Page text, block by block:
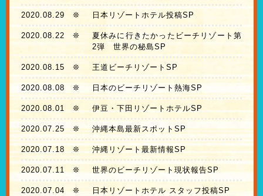
2020.08.29 ❊ 日本リゾートホテル投稿SP
2020.08.22 ❊
夏休みに行きたかったビーチリゾート第
2弾 世界の秘島SP
2020.08.15 ❊ 王道ビーチリゾートSP
2020.08.08 ❊ 日本のビーチリゾート熱海SP
2020.08.01 ❊ 伊豆・下田リゾートホテルSP
2020.07.25❊ 沖縄本島最新スポットSP
2020.07.18❊ 沖縄リゾート最新情報SP
2020.07.11 ❊ 世界のビーチリゾート現状報告SP
2020.07.04 ❊ 日本リゾートホテル スタッフ投稿SP